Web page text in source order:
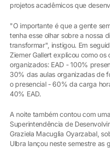
projetos acadêmicos que
"O importante é que a gente
tenha esse olhar sobre a nossa
transformar", instigou. Em
Ziemer Gallert explicou como
organizados: EAD - 100%
30% das aulas organizadas de
o presencial - 60% da carga
40% EAD.
A noite também contou com
Superintendência de
Graziela Macuglia Oyarzabal,
Ulbra lançou neste semestre as